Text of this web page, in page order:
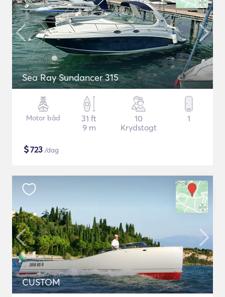
Sea Ray Sundancer 315
Motor båd
31 ft
9 m
10
Krydstogt
1
$723 /dag
CUSTOM